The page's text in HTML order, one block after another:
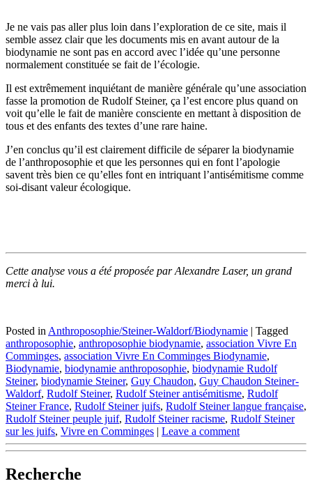
Je ne vais pas aller plus loin dans l’exploration de ce site, mais il
semble assez clair que les documents mis en avant autour de la
biodynamie ne sont pas en accord avec l’idée qu’une personne
normalement constituée se fait de l’écologie.
Il est extrêmement inquiétant de manière générale qu’une association
fasse la promotion de Rudolf Steiner, ça l’est encore plus quand on
voit qu’elle le fait de manière consciente en mettant à disposition de
tous et des enfants des textes d’une rare haine.
J’en conclus qu’il est clairement difficile de séparer la biodynamie
de l’anthroposophie et que les personnes qui en font l’apologie
savent très bien ce qu’elles font en intriquant l’antisémitisme comme
soi-disant valeur écologique.
Cette analyse vous a été proposée par Alexandre Laser, un grand
merci à lui.
Posted in Anthroposophie/Steiner-Waldorf/Biodynamie | Tagged
anthroposophie, anthroposophie biodynamie, association Vivre En
Comminges, association Vivre En Comminges Biodynamie,
Biodynamie, biodynamie anthroposophie, biodynamie Rudolf
Steiner, biodynamie Steiner, Guy Chaudon, Guy Chaudon Steiner-
Waldorf, Rudolf Steiner, Rudolf Steiner antisémitisme, Rudolf
Steiner France, Rudolf Steiner juifs, Rudolf Steiner langue française,
Rudolf Steiner peuple juif, Rudolf Steiner racisme, Rudolf Steiner
sur les juifs, Vivre en Comminges | Leave a comment
Recherche